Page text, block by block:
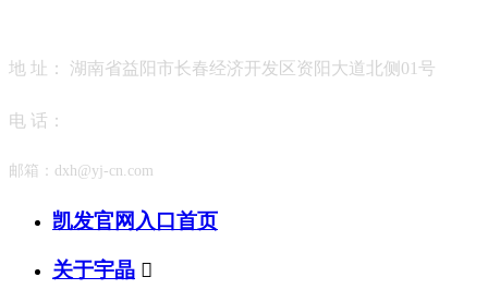
地 址： 湖南省益阳市长春经济开发区资阳大道北侧01号
电 话：
邮箱： dxh@yj-cn.com
凯发官网入口首页
关于宇晶 